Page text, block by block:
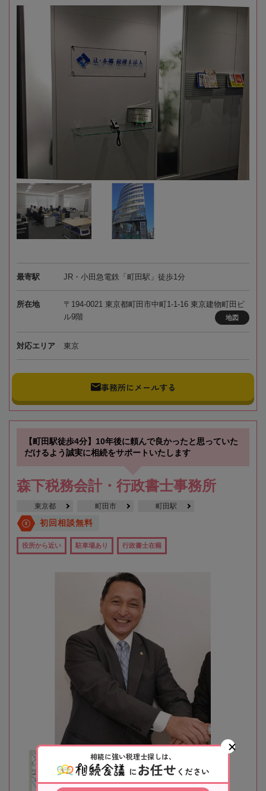
最寄駅 JR・小田急電鉄「町田駅」徒歩1分
所在地
〒194-0021 東京都町田市中町1-1-16 東京建物町田ビ
ル9階
地図
対応エリア 東京
事務所にメールする
【町田駅徒歩4分】10年後に頼んで良かったと思っていた
だけるよう誠実に相続をサポートいたします
森下税務会計・行政書士事務所
東京都 町田市 町田駅
初回相談無料
役所から近い 駐車場あり 行政書士在籍
相続に強い税理士探しは、
にお任せ ください